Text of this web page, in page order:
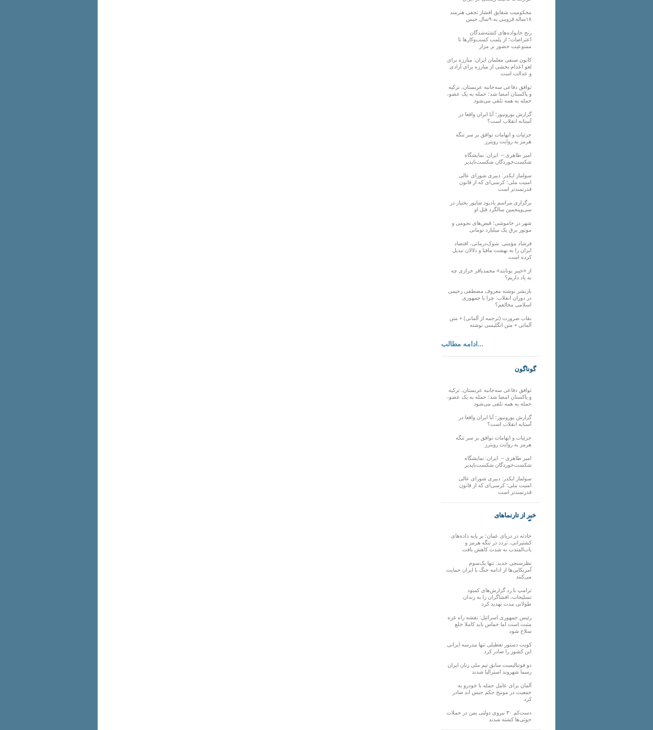
محکومیت شقایق افشار نجفی هنرمند
۱۸ساله قزوینی به ۹سال حبس
رنج خانواده‌های کشته‌شدگان
اعتراضات؛ از پلمب کسب‌وکارها تا
ممنوعیت حضور بر مزار
کانون صنفی معلمان ایران: مبارزه برای
لغو اعدام بخشی از مبارزه برای آزادی
و عدالت است
توافق دفاعی سه‌جانبه عربستان، ترکیه
و پاکستان امضا شد؛ حمله به یک عضو،
حمله به همه تلقی می‌شود
گزارش یورونیوز؛ آیا ایران واقعا در
آستانه انقلاب است؟
جزئیات و ابهامات توافق بر سر تنگه
هرمز به روایت رویترز
امیر طاهری – ایران: نمایشگاه
شکست‌خوردگان شکست‌ناپذیر
سولماز ایکدر: دبیری شورای عالی
امنیت ملی؛ کرسی‌ای که از قانون
قدرتمندتر است
برگزاری مراسم یادبود شاپور بختیار در
سی‌وپنجمین سالگرد قتل او
شهر در خاموشی؛ قبض‌های نجومی و
موتور برق یک میلیارد تومانی
فرشاد مؤمنی: شوک‌درمانی، اقتصاد
ایران را به بهشت مافیا و دلالان تبدیل
کرده است
از «خیبر یونایتد» محمدباقر خرازی چه
به یاد داریم؟
بازنشر نوشته معروف مصطفی رحیمی
در دوران انقلاب: چرا با جمهوری
اسلامی مخالفم؟
نقاب ضرورت (ترجمه از آلمانی) + متن
آلمانی + متن انگلیسی نوشته
ادامه مطالب...
گوناگون
توافق دفاعی سه‌جانبه عربستان، ترکیه
و پاکستان امضا شد؛ حمله به یک عضو،
حمله به همه تلقی می‌شود
گزارش یورونیوز؛ آیا ایران واقعا در
آستانه انقلاب است؟
جزئیات و ابهامات توافق بر سر تنگه
هرمز به روایت رویترز
امیر طاهری – ایران: نمایشگاه
شکست‌خوردگان شکست‌ناپذیر
سولماز ایکدر: دبیری شورای عالی
امنیت ملی؛ کرسی‌ای که از قانون
قدرتمندتر است
خبر از تارنماهای
دیگر
حادثه در دریای عمان؛ بر پایه داده‌های
کشتیرانی، تردد در تنگه هرمز و
باب‌المندب به شدت کاهش یافت
نظرسنجی جدید: تنها یک‌سوم
آمریکایی‌ها از ادامه جنگ با ایران حمایت
می‌کنند
ترامپ با رد گزارش‌های کمبود
تسلیحات، افشاگران را به زندان
طولانی مدت تهدید کرد
رئیس‌ جمهوری اسرائیل: نقشه راه غزه
مثبت است اما حماس باید کاملا خلع
سلاح شود
کویت دستور تعطیلی تنها مدرسه ایرانی
این کشور را صادر کرد
دو فوتبالیست سابق تیم ملی زنان ایران
رسما شهروند استرالیا شدند
آلمان برای عامل حمله با خودرو به
جمعیت در مونیخ حکم حبس ابد صادر
کرد
دست‌کم ۳۰ نیروی دولتی یمن در حملات
حوثی‌ها کشته شدند